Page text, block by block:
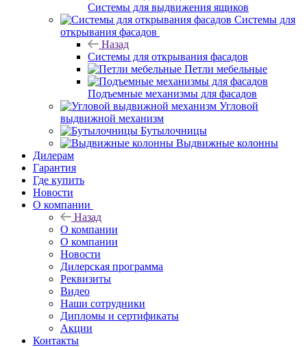
Системы для выдвижения ящиков
Системы для
открывания фасадов
Назад
Системы для открывания фасадов
Петли мебельные
Подъемные механизмы для фасадов
Угловой
выдвижной механизм
Бутылочницы
Выдвижные колонны
Дилерам
Гарантия
Где купить
Новости
О компании
Назад
О компании
О компании
Новости
Дилерская программа
Реквизиты
Видео
Наши сотрудники
Дипломы и сертификаты
Акции
Контакты